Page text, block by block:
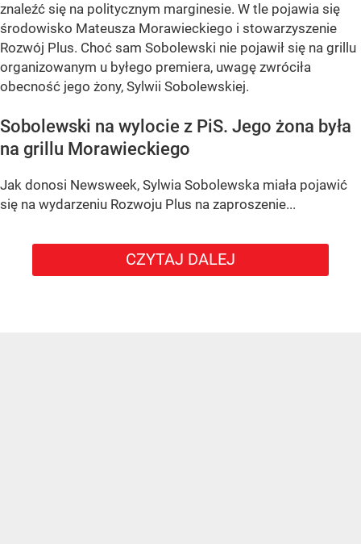
znaleźć się na politycznym marginesie. W tle pojawia się
środowisko Mateusza Morawieckiego i stowarzyszenie
Rozwój Plus. Choć sam Sobolewski nie pojawił się na grillu
organizowanym u byłego premiera, uwagę zwróciła
obecność jego żony, Sylwii Sobolewskiej.
Sobolewski na wylocie z PiS. Jego żona była
na grillu Morawieckiego
Jak donosi Newsweek, Sylwia Sobolewska miała pojawić
się na wydarzeniu Rozwoju Plus na zaproszenie...
CZYTAJ DALEJ